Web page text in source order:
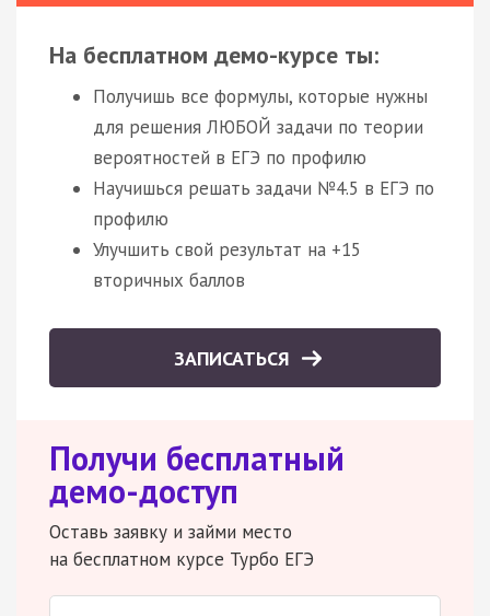
На бесплатном демо-курсе ты:
Получишь все формулы, которые нужны
для решения ЛЮБОЙ задачи по теории
вероятностей в ЕГЭ по профилю
Научишься решать задачи №4.5 в ЕГЭ по
профилю
Улучшить свой результат на +15
вторичных баллов
ЗАПИСАТЬСЯ
Получи бесплатный
демо-доступ
Оставь заявку и займи место
на бесплатном курсе Турбо ЕГЭ